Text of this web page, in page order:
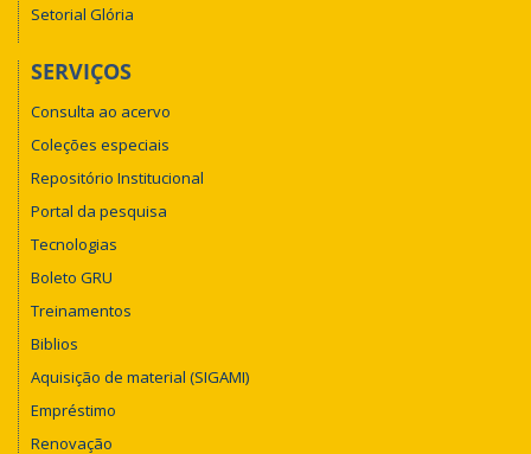
Setorial Glória
SERVIÇOS
Consulta ao acervo
Coleções especiais
Repositório Institucional
Portal da pesquisa
Tecnologias
Boleto GRU
Treinamentos
Biblios
Aquisição de material (SIGAMI)
Empréstimo
Renovação